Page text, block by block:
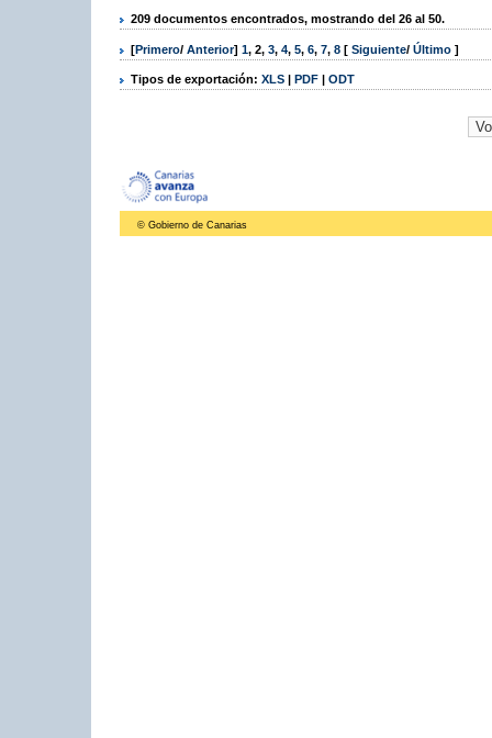
209 documentos encontrados, mostrando del 26 al 50.
[Primero/ Anterior] 1, 2, 3, 4, 5, 6, 7, 8 [ Siguiente/ Último ]
Tipos de exportación: XLS | PDF | ODT
© Gobierno de Canarias